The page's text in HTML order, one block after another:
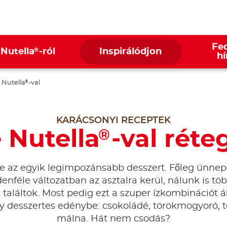
® -ról Inspirálódjon
Nutella®-val
KARÁCSONYI RECEPTEK
Nutella® -val
az egyik legimpozánsabb desszert. Főleg
változatban az asztalra kerül, nálunk is
találtok. Most pedig ezt a szuper ízkombinációt
desszertes edénybe: csokoládé, törökmogyoró,
málna. Hát nem csodás?